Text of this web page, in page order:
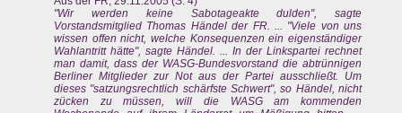
"Wir werden keine Sabotageakte dulden", sagte
Vorstandsmitglied Thomas Händel der FR. ... "Viele von uns
wissen offen nicht, welche Konsequenzen ein eigenständiger
Wahlantritt hätte", sagte Händel. ... In der Linkspartei rechnet
man damit, dass der WASG-Bundesvorstand die abtrünnigen
Berliner Mitglieder zur Not aus der Partei ausschließt. Um
dieses "satzungsrechtlich schärfste Schwert", so Händel, nicht
zücken zu müssen, will die WASG am kommenden